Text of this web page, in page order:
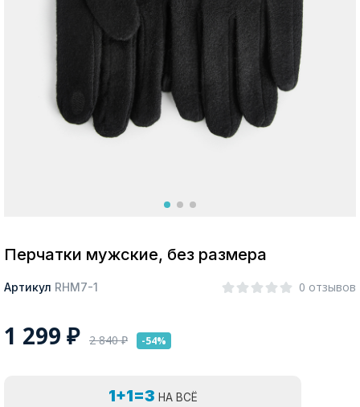
Москва
Перчатки мужские, без размера
Артикул RHM7-1 0 отзывов
1 299 ₽ 2 840₽ -54%
1+1=3 НА ВСЁ